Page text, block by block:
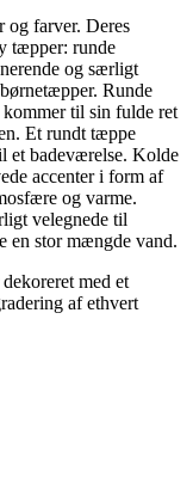
og farver. Deres
tæpper: runde
og særligt
Runde
til sin fulde ret
Et rundt tæppe
et badeværelse. Kolde
accenter i form af
og varme.
velegnede til
en stor mængde vand.
med et
af ethvert